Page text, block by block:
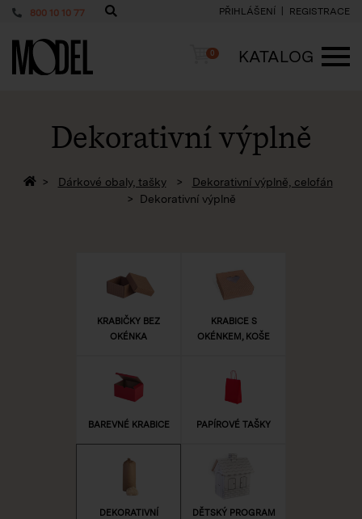
800 10 10 77 PŘIHLÁŠENÍ REGISTRACE
PackShop Košík
0
KATALOG
Dekorativní výplně
Zpět na homepage
Dárkové obaly, tašky
Dekorativní výplně, celofán
Dekorativní výplně
KRABIČKY BEZ
OKÉNKA
KRABICE S
OKÉNKEM, KOŠE
BAREVNÉ KRABICE PAPÍROVÉ TAŠKY
DEKORATIVNÍ
DĚTSKÝ PROGRAM